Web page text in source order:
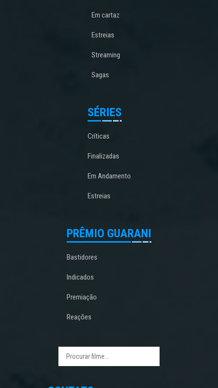
Em cartaz
Estreias
Streaming
Sagas
SÉRIES
Críticas
Finalizadas
Em Andamento
Estreias
PRÊMIO GUARANI
Bastidores
Indicados
Premiação
Reações